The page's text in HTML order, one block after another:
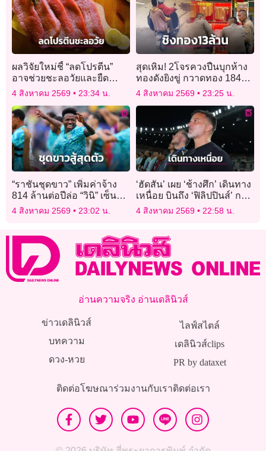
ผลวิจัยใหม่ชี้ “ลดโปรตีน”
อาจช่วยชะลอวัยและยืด
อายุขัยได้ดีกว่า
4 สิงหาคม 2569 23:34 น.
สุดเหิม! 2โจรควงปืนบุกห้าง
ทองดังยิงขู่ กวาดทอง 184
บาท ค่ากว่า 13 ล้าน
4 สิงหาคม 2569 23:25 น.
“ราชันชุดขาว” เพิ่มค่าจ้าง
814 ล้านต่อปีล่อ “วินิ” เซ็น
สัญญาใหม่
4 สิงหาคม 2569 23:02 น.
‘ฮัดสัน’ เผย ‘ช้างศึก’ เดินทาง
เหนื่อย บินถึง ‘ฟิลิปปินส์’ กว่า
จะได้นอนตี 3-4
4 สิงหาคม 2569 22:58 น.
อ่านความจริง อ่านเดลินิวส์
ข่าวเดลินิวส์
บทความ
ดวง-หวย
ไลฟ์สไตล์
เดลินิวส์clips
PR by dataxet
ติดต่อโฆษณาร่วมงานกับเราติดต่อเรา